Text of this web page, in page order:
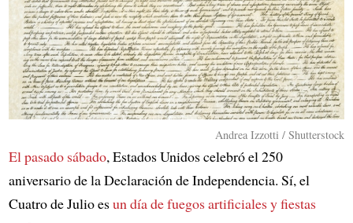
Andrea Izzotti / Shutterstock
El pasado sábado, Estados Unidos celebró el 250
aniversario de la Declaración de Independencia. Sí, el
Cuatro de Julio esun día de fuegos artificiales y fiestas